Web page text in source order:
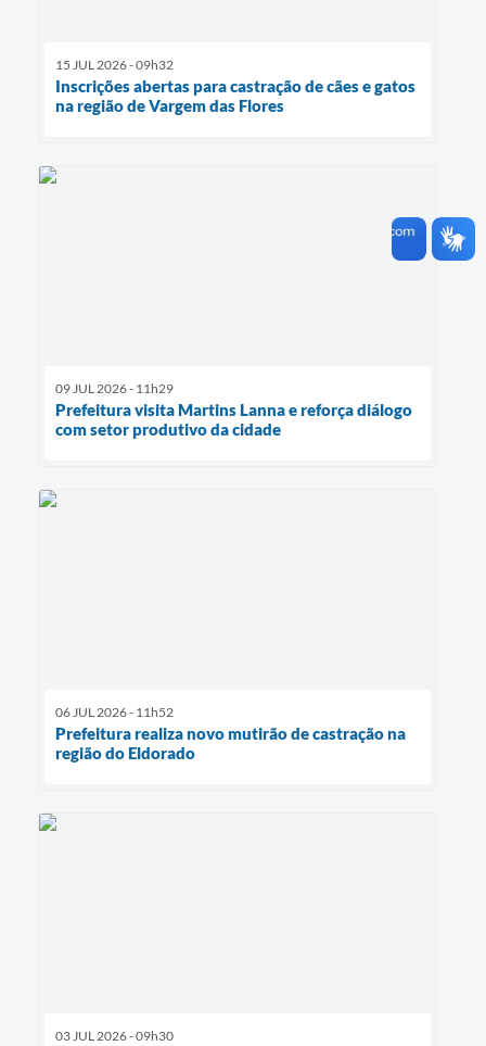
15 JUL 2026 - 09h32
Inscrições abertas para castração de cães e gatos
na região de Vargem das Flores
09 JUL 2026 - 11h29
Prefeitura visita Martins Lanna e reforça diálogo
com setor produtivo da cidade
06 JUL 2026 - 11h52
Prefeitura realiza novo mutirão de castração na
região do Eldorado
03 JUL 2026 - 09h30